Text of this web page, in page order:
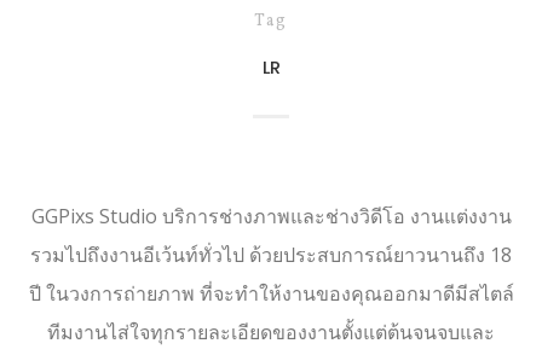
Tag
LR
GGPixs Studio บริการช่างภาพและช่างวิดีโอ งานแต่งงาน
รวมไปถึงงานอีเว้นท์ทั่วไป ด้วยประสบการณ์ยาวนานถึง 18
ปี ในวงการถ่ายภาพ ที่จะทำให้งานของคุณออกมาดีมีสไตล์
ทีมงานไส่ใจทุกรายละเอียดของงานตั้งแต่ต้นจนจบและ